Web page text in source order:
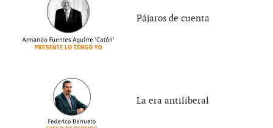
Pájaros de cuenta
La era antiliberal